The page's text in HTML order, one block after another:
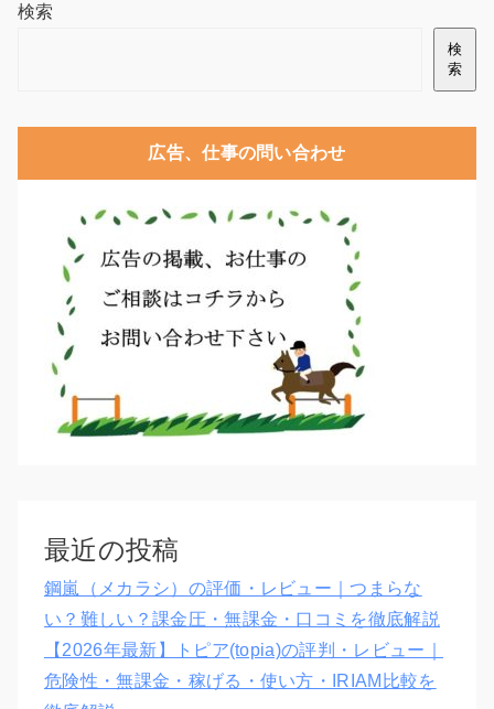
検索
検
索
広告、仕事の問い合わせ
最近の投稿
鋼嵐（メカラシ）の評価・レビュー｜つまらな
い？難しい？課金圧・無課金・口コミを徹底解説
【2026年最新】トピア(topia)の評判・レビュー｜
危険性・無課金・稼げる・使い方・IRIAM比較を